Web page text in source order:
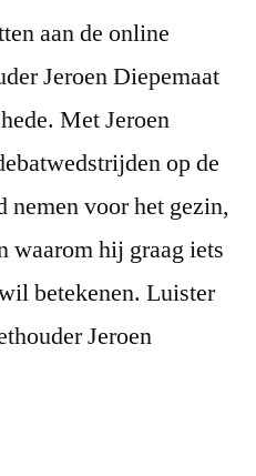
aan de online
Jeroen Diepemaat
Met Jeroen
op de
voor het gezin,
waarom hij graag iets
betekenen. Luister
Jeroen